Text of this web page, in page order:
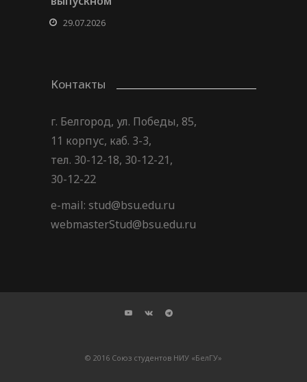
29.07.2026
Контакты
г. Белгород, ул. Победы, 85,
11 корпус, каб. 3-3,
тел. 30-12-18, 30-12-21,
30-12-22
e-mail: stud@bsu.edu.ru
webmasterStud@bsu.edu.ru
© 2016 Союз студентов НИУ «БелГУ»